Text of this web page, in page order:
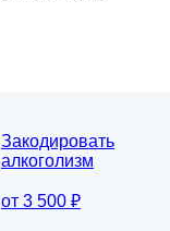
Закодировать
алкоголизм
от 3 500 ₽